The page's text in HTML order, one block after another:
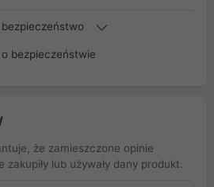
bezpieczeństwie
że zamieszczone opinie
lub używały dany produkt.